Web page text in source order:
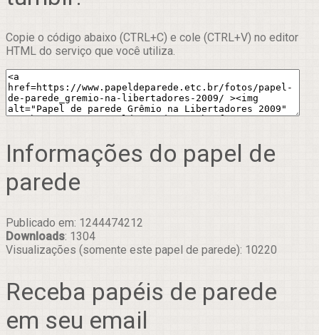
Copie o código abaixo (CTRL+C) e cole (CTRL+V) no editor
HTML do serviço que você utiliza.
Informações do papel de
parede
Publicado em: 1244474212
Downloads: 1304
Visualizações (somente este papel de parede): 10220
Receba papéis de parede
em seu email